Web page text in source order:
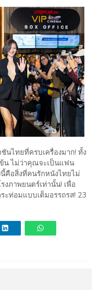
นไทยที่ครบเครื่องมาก! ทั้ง
ข้น ไม่ว่าคุณจะเป็นแฟน
คือสิ่งที่คนรักหนังไทยไม่
งภาพยนตร์เท่านั้น! เพื่อ
ะท่อมแบบเต็มอรรถรส! 23